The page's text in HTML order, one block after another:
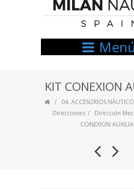
KIT CONEXION
04. ACCESORIOS
Direcciones
Dirección
CONEXION